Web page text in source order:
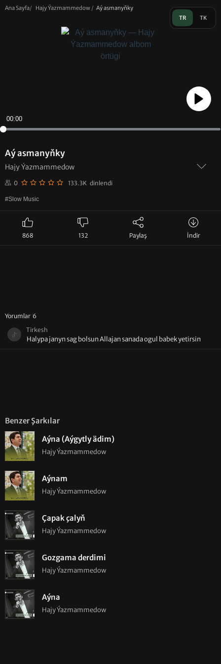
TR TK
Ana Sayfa/ Hajy Ýazmammedow / Aý asmanyňky
Aý asmanyňky
Hajy Ýazmammedow
0 133.3K dinlendi
#Slow Music
868 132 Paylaş İndir
Yorumlar 6
Tirkesh
Halypa janyn sag bolsun Allajan sanada ogul babek yetirsin
Benzer Şarkılar
Aýna (Aýgytly ädim)
Hajy Ýazmammedow
Aýnam
Hajy Ýazmammedow
Çapak çalyň
Hajy Ýazmammedow
Gozgama derdimi
Hajy Ýazmammedow
Aýna
Hajy Ýazmammedow
Play
00:00